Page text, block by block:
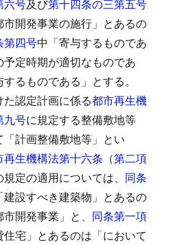
六号及び第十四条の三第五号
開発事業の施行」とあるの
第四号中「寄与するものであ
定時期が適切なものであ
るものである」とする。
認定計画に係る都市再生機
九号に規定する整備敷地等
「計画整備敷地等」とい
再生機構法第十六条 （第二項
定の適用については、 同条
建設すべき建築物」とあるの
開発事業」と、 同条第一項
宅」とあるのは「において